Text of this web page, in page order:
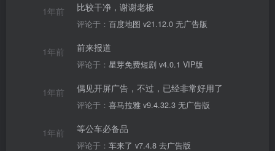
1年前 比较干净，谢谢老板
评论于： 百度地图 v21.12.0 无广告版
1年前 前来报道
评论于： 星芽免费短剧 v4.0.1 VIP版
1年前 偶见开屏广告，不过，已经非常好用了
评论于： 喜马拉雅 v9.4.32.3 无广告版
1年前 等公车必备品
评论于： 车来了 v7.4.8 去广告版